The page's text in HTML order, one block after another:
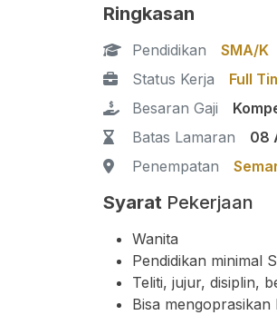
Ringkasan
Pendidikan
SMA/K
Status Kerja
Full
Besaran Gaji
Batas Lamaran
08
Penempatan
Syarat Pekerjaan
Wanita
Pendidikan minimal
Teliti, jujur, disiplin,
Bisa